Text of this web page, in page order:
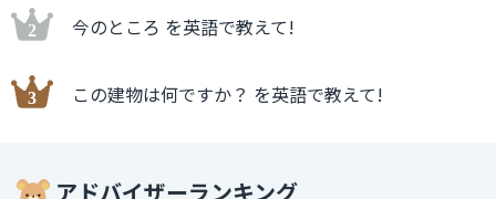
今のところ を英語で教えて!
この建物は何ですか？ を英語で教えて!
アドバイザーランキング